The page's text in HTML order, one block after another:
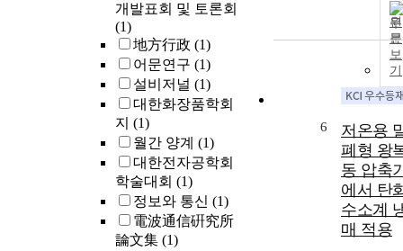
개발표회 및 토론회
(1)
地方行政 (1)
어문연구 (1)
설비저널 (1)
대한화장품학회
지 (1)
월간 양계 (1)
대한전자공학회
학술대회 (1)
정보와 통신 (1)
電波通信硏究所
論文集 (1)
원
문
보
기
6
저온용
폐형 왕
동 압축
에서 탄
수소계
매 적용